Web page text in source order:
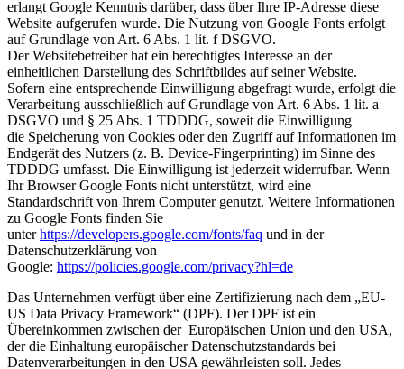
erlangt Google Kenntnis darüber, dass über Ihre IP-Adresse diese
Website aufgerufen wurde. Die Nutzung von Google Fonts erfolgt
auf Grundlage von Art. 6 Abs. 1 lit. f DSGVO.
Der Websitebetreiber hat ein berechtigtes Interesse an der
einheitlichen Darstellung des Schriftbildes auf seiner Website.
Sofern eine entsprechende Einwilligung abgefragt wurde, erfolgt die
Verarbeitung ausschließlich auf Grundlage von Art. 6 Abs. 1 lit. a
DSGVO und § 25 Abs. 1 TDDDG, soweit die Einwilligung
die Speicherung von Cookies oder den Zugriff auf Informationen im
Endgerät des Nutzers (z. B. Device-Fingerprinting) im Sinne des
TDDDG umfasst. Die Einwilligung ist jederzeit widerrufbar. Wenn
Ihr Browser Google Fonts nicht unterstützt, wird eine
Standardschrift von Ihrem Computer genutzt. Weitere Informationen
zu Google Fonts finden Sie
unterhttps://developers.google.com/fonts/faq und in der
Datenschutzerklärung von
Google: https://policies.google.com/privacy?hl=de
Das Unternehmen verfügt über eine Zertifizierung nach dem „EU-
US Data Privacy Framework“ (DPF). Der DPF ist ein
Übereinkommen zwischen der Europäischen Union und den USA,
der die Einhaltung europäischer Datenschutzstandards bei
Datenverarbeitungen in den USA gewährleisten soll. Jedes